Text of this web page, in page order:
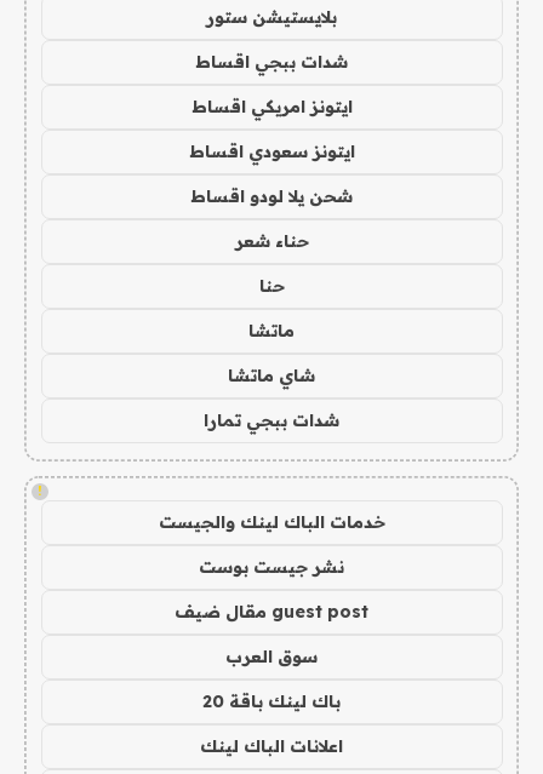
بلايستيشن ستور
شدات ببجي اقساط
ايتونز امريكي اقساط
ايتونز سعودي اقساط
شحن يلا لودو اقساط
حناء شعر
حنا
ماتشا
شاي ماتشا
شدات ببجي تمارا
!
خدمات الباك لينك والجيست
نشر جيست بوست
guest post مقال ضيف
سوق العرب
باك لينك باقة 20
اعلانات الباك لينك